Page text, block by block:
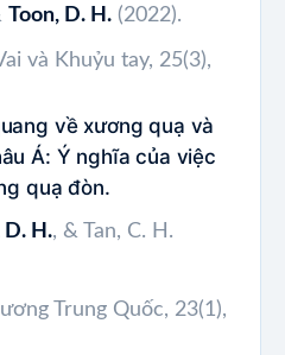
Toon, D. H. (2022).
và Khuỷu tay, 25(3),
về xương quạ và
Á: Ý nghĩa của việc
quạ đòn.
D. H., & Tan, C. H.
Trung Quốc, 23(1),